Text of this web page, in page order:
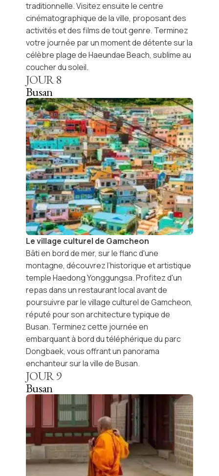
traditionnelle. Visitez ensuite le centre
cinématographique de la ville, proposant des
activités et des films de tout genre. Terminez
votre journée par un moment de détente sur la
célèbre plage de Haeundae Beach, sublime au
coucher du soleil.
JOUR8
Busan
Le village culturel de Gamcheon
Bâti en bord de mer, sur le flanc d'une
montagne, découvrez l’historique et artistique
templeHaedong Yonggungsa. Profitez d'un
repas dans un restaurant local avant de
poursuivre par levillage culturel de Gamcheon,
réputé pour son architecture typique de
Busan. Terminez cette journée en
embarquant à bord du téléphérique du parc
Dongbaek, vous offrant un panorama
enchanteur sur la ville de Busan.
JOUR9
Busan